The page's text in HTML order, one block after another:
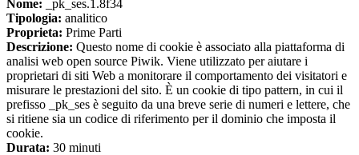
Nome: _pk_ses.1.8f34
Tipologia: analitico
Proprieta: Prime Parti
Descrizione: Questo nome di cookie è associato alla piattaforma di
analisi web open source Piwik. Viene utilizzato per aiutare i
proprietari di siti Web a monitorare il comportamento dei visitatori e
misurare le prestazioni del sito. È un cookie di tipo pattern, in cui il
prefisso _pk_ses è seguito da una breve serie di numeri e lettere, che
si ritiene sia un codice di riferimento per il dominio che imposta il
cookie.
Durata: 30 minuti